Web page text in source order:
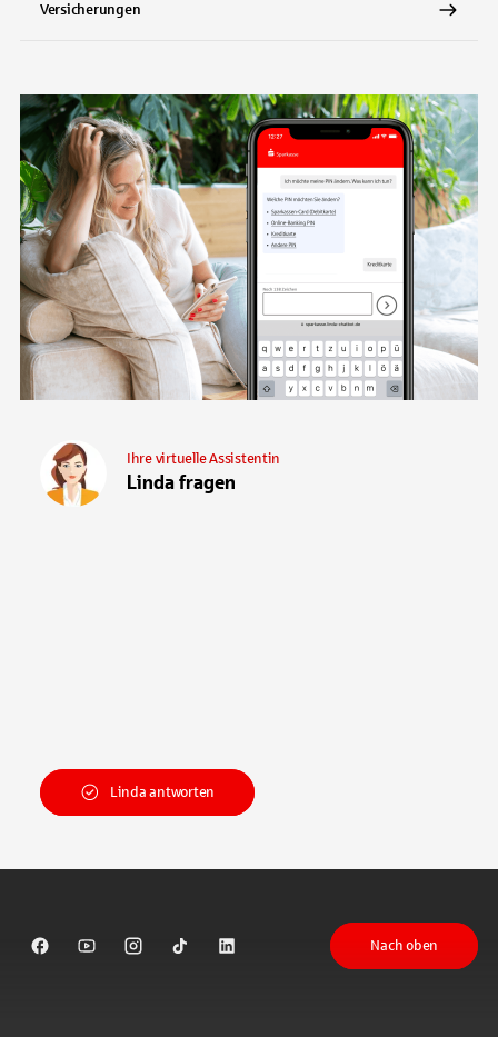
Versicherungen
Linda fragen
Ihre virtuelle Assistentin
Linda antworten
Sparkasse auf Facebook
Sparkasse auf Youtube
Sparkasse auf Instagram
Sparkasse auf TikTok
Sparkasse auf LinkedIn
Nach oben